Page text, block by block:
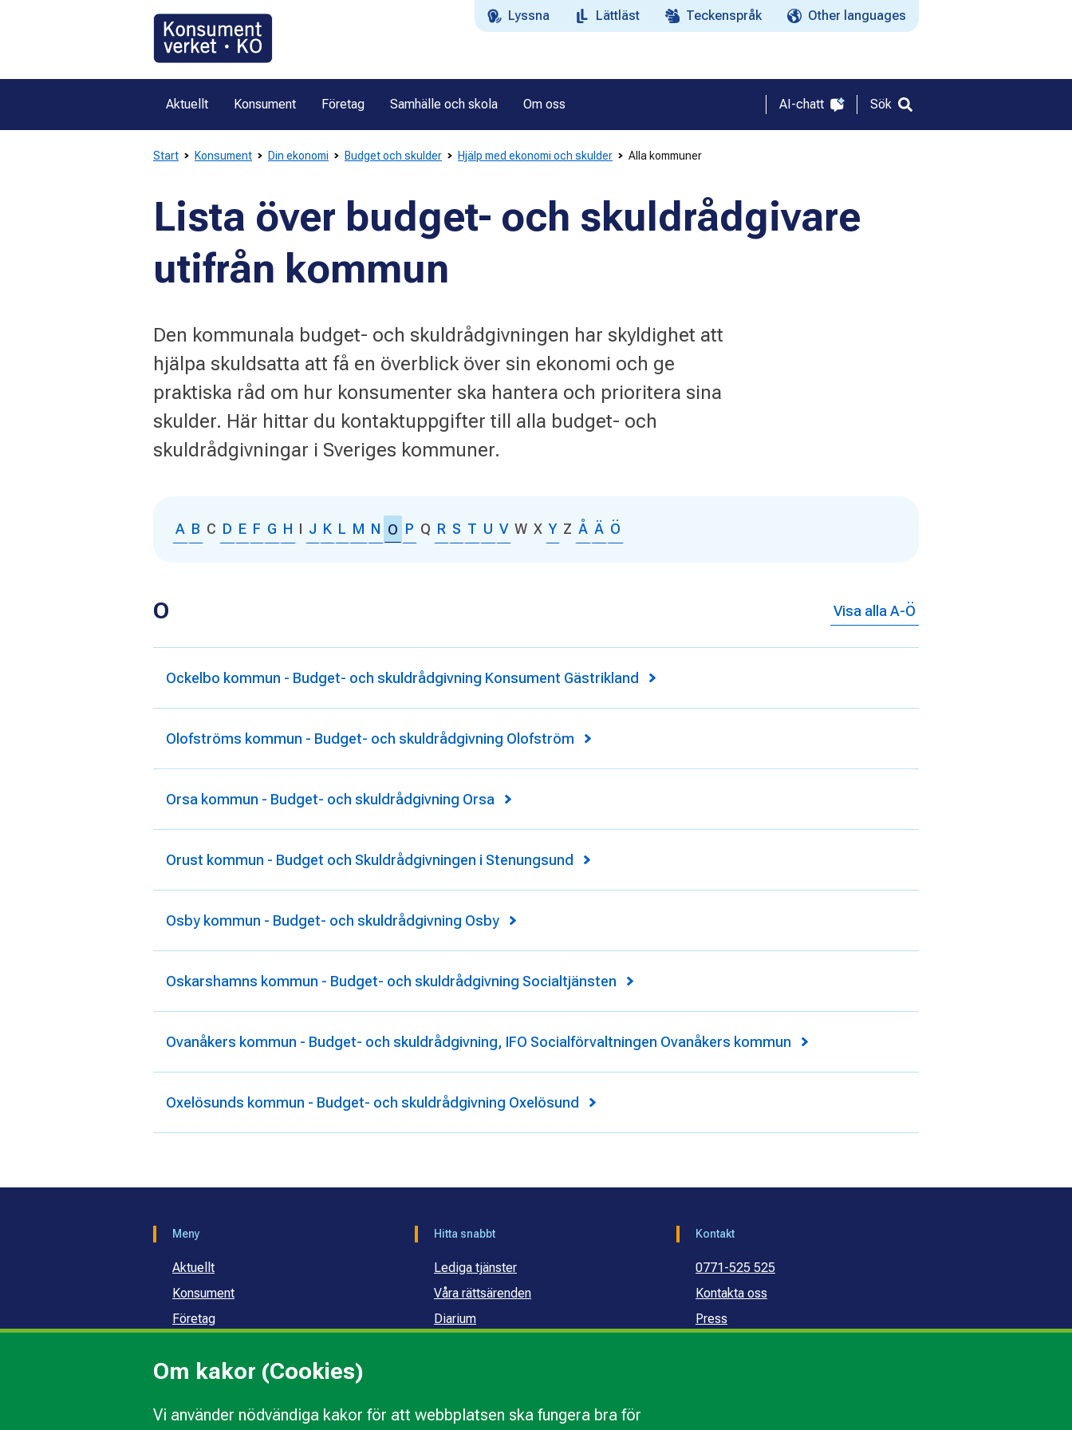
Om kakor (Cookies)
Vi använder nödvändiga kakor för att webbplatsen ska fungera bra för
Lyssna Lättläst Teckenspråk Other languages
Aktuellt Konsument Företag Samhälle och skola Om oss AI-chatt Sök
Start Konsument Din ekonomi Budget och skulder Hjälp med ekonomi och skulder Alla kommuner
Lista över budget- och skuldrådgivare
utifrån kommun
Den kommunala budget- och skuldrådgivningen har skyldighet att
hjälpa skuldsatta att få en överblick över sin ekonomi och ge
praktiska råd om hur konsumenter ska hantera och prioritera sina
skulder. Här hittar du kontaktuppgifter till alla budget- och
skuldrådgivningar i Sveriges kommuner.
A B C D E F G H I J K L M N O P Q R S T U V W X Y Z Å Ä Ö
O Visa alla A-Ö
Ockelbo kommun - Budget- och skuldrådgivning Konsument Gästrikland
Olofströms kommun - Budget- och skuldrådgivning Olofström
Orsa kommun - Budget- och skuldrådgivning Orsa
Orust kommun - Budget och Skuldrådgivningen i Stenungsund
Osby kommun - Budget- och skuldrådgivning Osby
Oskarshamns kommun - Budget- och skuldrådgivning Socialtjänsten
Ovanåkers kommun - Budget- och skuldrådgivning, IFO Socialförvaltningen Ovanåkers kommun
Oxelösunds kommun - Budget- och skuldrådgivning Oxelösund
Meny
Aktuellt
Konsument
Företag
Om oss
Hitta snabbt
Lediga tjänster
Våra rättsärenden
Diarium
Kontakt
0771-525 525
Kontakta oss
Press